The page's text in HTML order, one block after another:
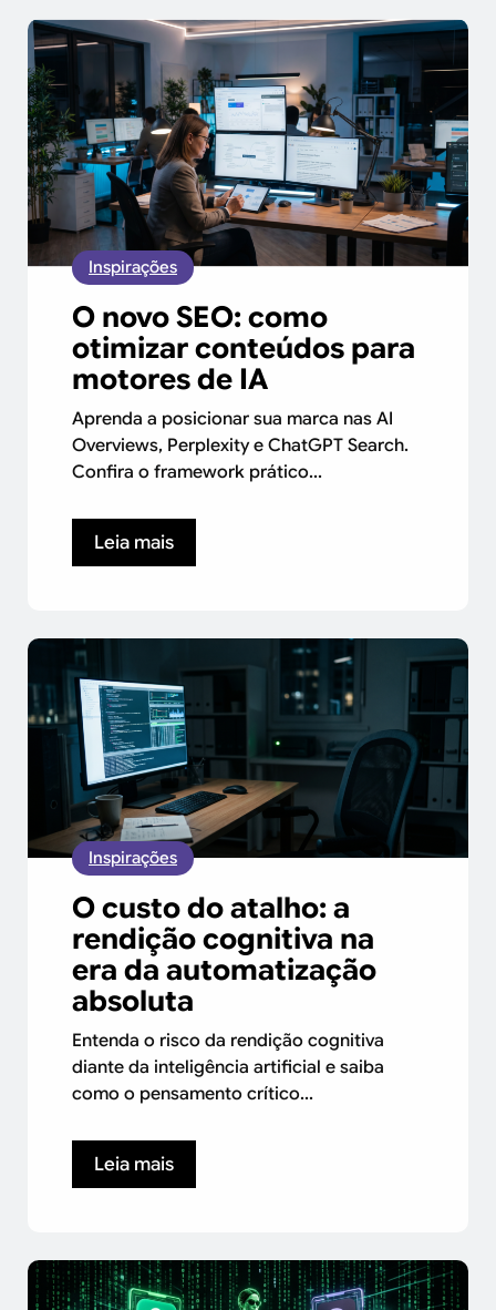
Inspirações
O novo SEO: como
otimizar conteúdos para
motores de IA
Aprenda a posicionar sua marca nas AI
Overviews, Perplexity e ChatGPT Search.
Confira o framework prático...
Leia mais
Inspirações
O custo do atalho: a
rendição cognitiva na
era da automatização
absoluta
Entenda o risco da rendição cognitiva
diante da inteligência artificial e saiba
como o pensamento crítico...
Leia mais